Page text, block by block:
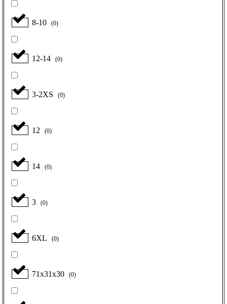
8-10 (0)
12-14 (0)
3-2XS (0)
12 (0)
14 (0)
3 (0)
6XL (0)
71x31x30 (0)